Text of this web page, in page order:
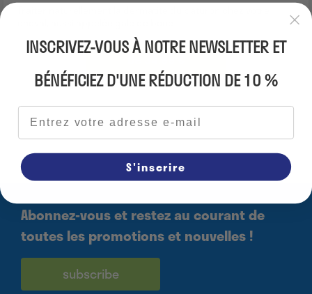
De 34.99 €
Abonnez-vous et restez au courant de
toutes les promotions et nouvelles !
subscribe
INSCRIVEZ-VOUS À NOTRE NEWSLETTER ET
BÉNÉFICIEZ D'UNE RÉDUCTION DE 10 %
Adresse e-mail
S'inscrire